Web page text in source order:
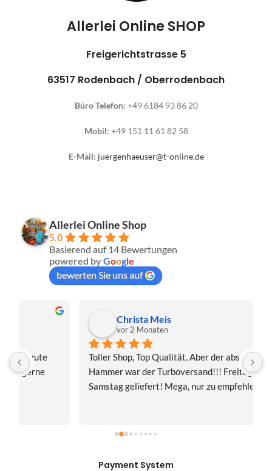
Allerlei Online SHOP
Freigerichtstrasse 5
63517 Rodenbach / Oberrodenbach
Büro Telefon: +49 6184 93 86 20
Mobil: +49 151 11 61 82 58
E-Mail: juergenhaeuser@t-online.de
Allerlei Online Shop
5.0
Basierend auf 14 Bewertungen
powered byGoogle
bewerten Sie uns auf
Christa Meis
vor 2 Monaten
Toller Shop, Top Qualität. Aber der absolute
Hammer war der Turboversand!!! Freitag bestellt,
Samstag geliefert! Mega, nur zu empfehlen👍
Payment System